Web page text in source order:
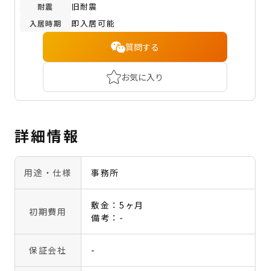
耐震 旧耐震
入居時期 即入居可能
質問する
お気に入り
詳細情報
用途・仕様 事務所
初期費用
敷金：5ヶ月
備考：-
保証会社 -